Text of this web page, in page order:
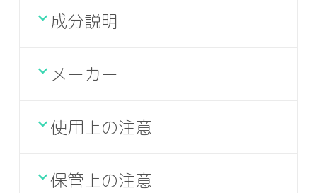
成分説明
メーカー
使用上の注意
保管上の注意